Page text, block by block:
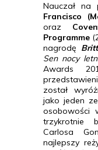
Nauczał na
Francisco
oraz
Programme
nagrodę
Sen nocy
Awards
został
jako jeden
osobowości
trzykrotnie
Carlosa
najlepszy